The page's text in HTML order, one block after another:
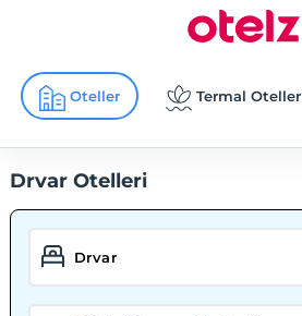
Oteller Termal Oteller
Drvar Otelleri